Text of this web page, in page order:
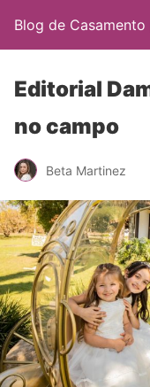
Blog de
Editorial
no campo
Beta Martinez